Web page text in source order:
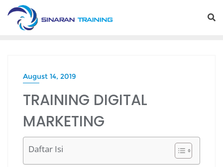
Skip
content
August 14, 2019
TRAINING DIGITAL
MARKETING
Daftar Isi